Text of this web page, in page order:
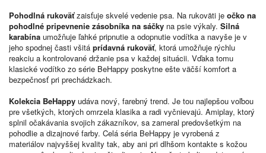
Pohodlná rukoväťzaisťuje skvelé vedenie psa. Na rukoväti je očko na
pohodlné pripevnenie zásobníka na sáčky na psie výkaly. Silná
karabína umožňuje ľahké pripnutie a odopnutie vodítka a navyše je v
jeho spodnej časti všitá prídavná rukoväť, ktorá umožňuje rýchlu
reakciu a kontrolované držanie psa v každej situácii. Vďaka tomu
klasické vodítko zo série BeHappy poskytne ešte väčší komfort a
bezpečnosť pri prechádzkach.
Kolekcia BeHappy udáva nový, farebný trend. Je tou najlepšou voľbou
pre všetkých, ktorých omrzela klasika a radi vyčnievajú. Amiplay, ktorý
splnil očakávania svojich zákazníkov, sa zameral predovšetkým na
pohodlie a dizajnové farby. Celá séria BeHappy je vyrobená z
materiálov najvyššej kvality tak, aby ani pri dlhšom kontakte s kožou